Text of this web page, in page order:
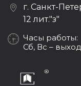
г. Санкт-
12 лит."з"
Часы работы:
Сб, Вс –